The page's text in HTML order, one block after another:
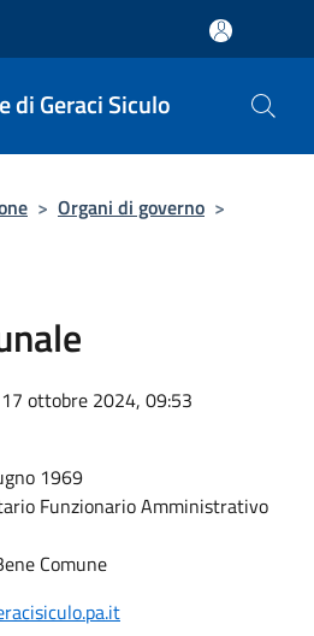
di Geraci Siculo
> Organi di governo >
ottobre 2024, 09:53
1969
Funzionario Amministrativo
Comune